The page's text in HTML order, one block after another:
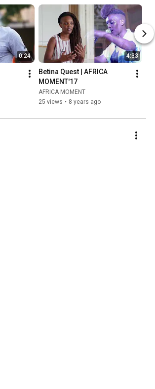
0:24 4:33
Betina Quest | AFRICA
MOMENT'17
AFRICA MOMENT
25 views • 8 years ago